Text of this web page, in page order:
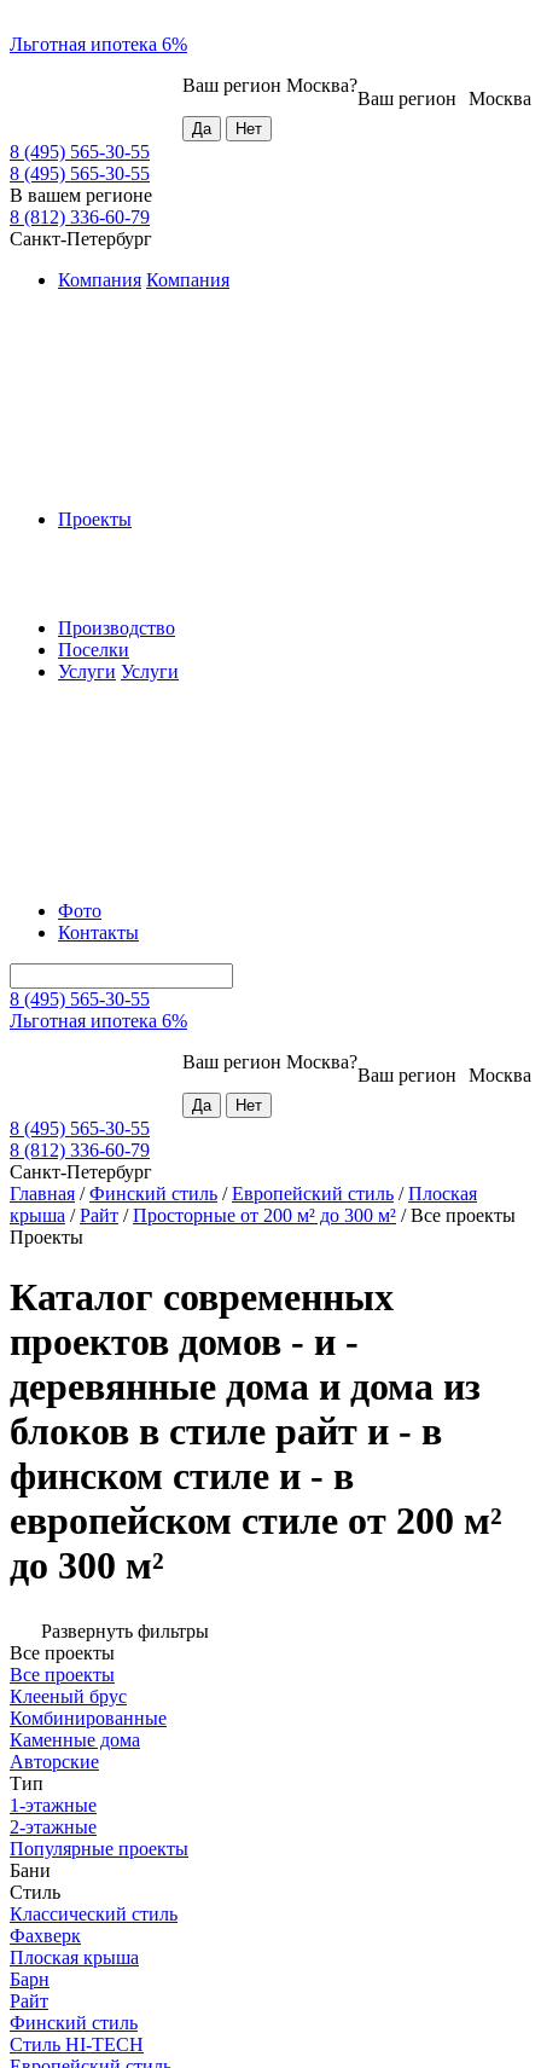
Льготная ипотека 6%
Москва
Ваш регион
Ваш регион Москва?
8 (495) 565-30-55
8 (495) 565-30-55
В вашем регионе
8 (812) 336-60-79
Санкт-Петербург
Компания Компания
Проекты
Производство
Поселки
Услуги Услуги
Фото
Контакты
8 (495) 565-30-55
Льготная ипотека 6%
Москва
Ваш регион
Ваш регион Москва?
8 (495) 565-30-55
8 (812) 336-60-79
Санкт-Петербург
Главная /Финский стиль /Европейский стиль /Плоская
крыша /Райт /Просторные от 200 м² до 300 м² /Все проекты
Проекты
Каталог современных
проектов домов - и -
деревянные дома и дома из
блоков в стиле райт и - в
финском стиле и - в
европейском стиле от 200 м²
до 300 м²
Развернуть фильтры
Все проекты
Все проекты
Клееный брус
Комбинированные
Каменные дома
Авторские
Тип
1-этажные
2-этажные
Популярные проекты
Бани
Стиль
Классический стиль
Фахверк
Плоская крыша
Барн
Райт
Финский стиль
Стиль HI-TECH